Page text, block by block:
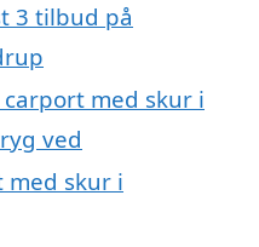
3 tilbud på
med skur i
ved
med skur i